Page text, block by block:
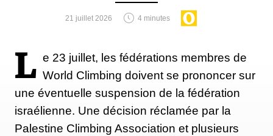
21 juillet 2026 4 minutes
L e 23 juillet, les fédérations membres de
World Climbing doivent se prononcer sur
une éventuelle suspension de la fédération
israélienne. Une décision réclamée par la
Palestine Climbing Association et plusieurs